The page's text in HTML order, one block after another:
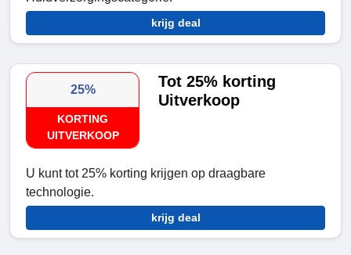
krijg deal
25%
KORTING
UITVERKOOP
Tot 25% korting
Uitverkoop
U kunt tot 25% korting krijgen op draagbare
technologie.
krijg deal